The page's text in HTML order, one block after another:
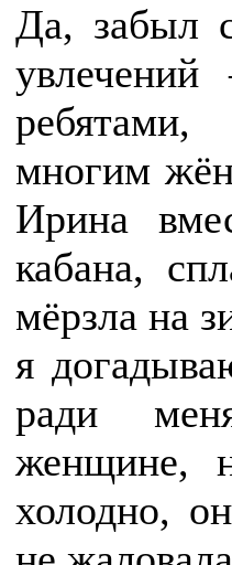
Да, забыл
многим
Ирина
кабана,
мёрзла на
я
ради
женщине,
холодно,